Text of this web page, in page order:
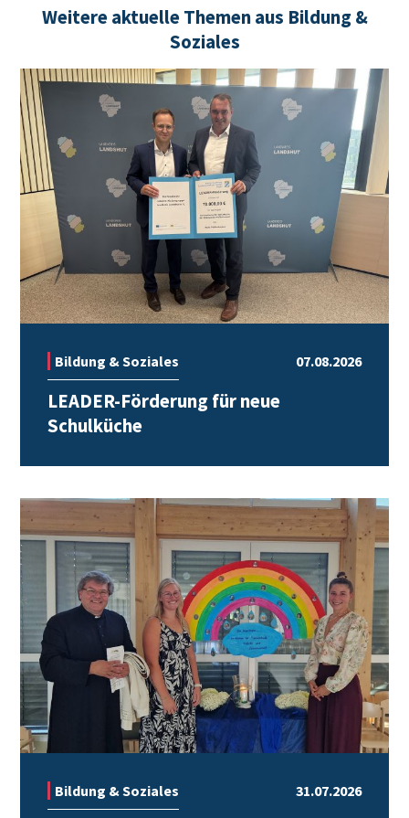
Weitere aktuelle Themen aus Bildung &
Soziales
07.08.2026
Bildung & Soziales
LEADER-Förderung für neue
Schulküche
31.07.2026
Bildung & Soziales